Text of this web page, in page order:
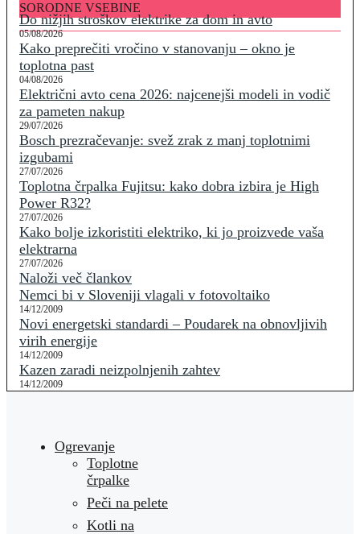
SORODNE VSEBINE
Do nižjih stroškov elektrike za dom in avto
05/08/2026
Kako preprečiti vročino v stanovanju – okno je
toplotna past
04/08/2026
Električni avto cena 2026: najcenejši modeli in vodič
za pameten nakup
29/07/2026
Bosch prezračevanje: svež zrak z manj toplotnimi
izgubami
27/07/2026
Toplotna črpalka Fujitsu: kako dobra izbira je High
Power R32?
27/07/2026
Kako bolje izkoristiti elektriko, ki jo proizvede vaša
elektrarna
27/07/2026
Naloži več člankov
Nemci bi v Sloveniji vlagali v fotovoltaiko
14/12/2009
Novi energetski standardi – Poudarek na obnovljivih
virih energije
14/12/2009
Kazen zaradi neizpolnjenih zahtev
14/12/2009
Ogrevanje
Toplotne
črpalke
Peči na pelete
Kotli na